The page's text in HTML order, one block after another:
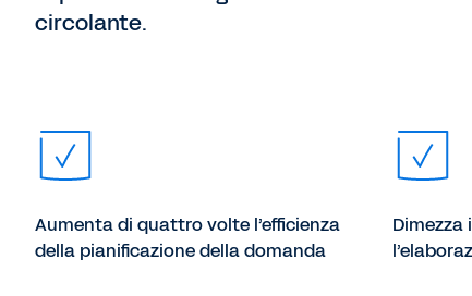
circolante.
Aumenta di quattro volte l’efficienza
della pianificazione della domanda
Dimezza